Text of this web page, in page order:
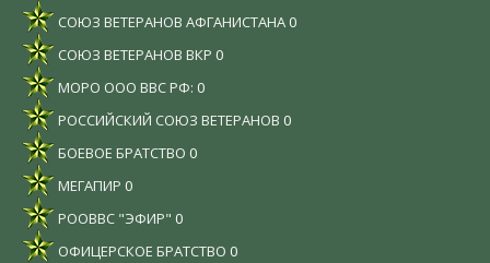
СОЮЗ ВЕТЕРАНОВ АФГАНИСТАНА 0
СОЮЗ ВЕТЕРАНОВ ВКР 0
МОРО ООО ВВС РФ: 0
РОССИЙСКИЙ СОЮЗ ВЕТЕРАНОВ 0
БОЕВОЕ БРАТСТВО 0
МЕГАПИР 0
РООВВС "ЭФИР" 0
ОФИЦЕРСКОЕ БРАТСТВО 0